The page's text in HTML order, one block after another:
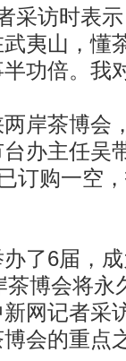
访时表示
夷山，懂
功倍。我
茶博会
办主任吴
订购一空
6届，成
博会将永
网记者采
会的重点